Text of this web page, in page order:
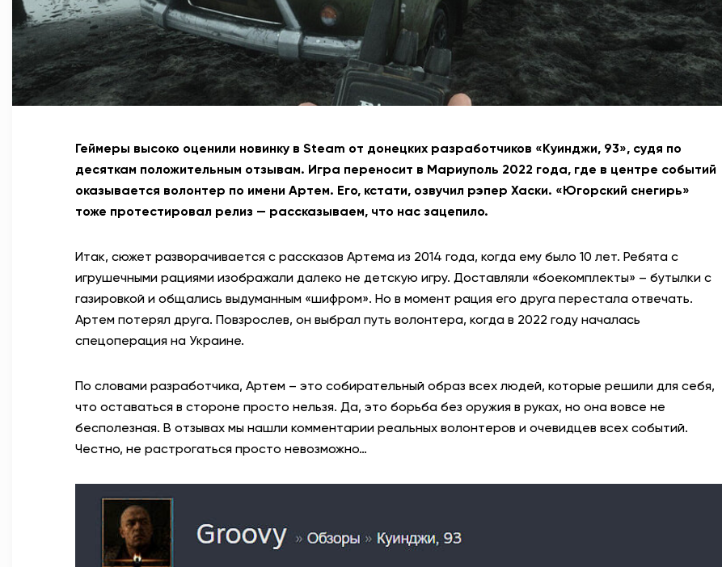
81,41 94,06
Вход / Регистрация
Геймеры высоко оценили новинку в Steam от донецких разработчиков «Куинджи, 93», судя по
десяткам положительным отзывам. Игра переносит в Мариуполь 2022 года, где в центре событий
оказывается волонтер по имени Артем. Его, кстати, озвучил рэпер Хаски. «Югорский снегирь»
тоже протестировал релиз — рассказываем, что нас зацепило.
Итак, сюжет разворачивается с рассказов Артема из 2014 года, когда ему было 10 лет. Ребята с
игрушечными рациями изображали далеко не детскую игру. Доставляли «боекомплекты» – бутылки с
газировкой и общались выдуманным «шифром». Но в момент рация его друга перестала отвечать.
Артем потерял друга. Повзрослев, он выбрал путь волонтера, когда в 2022 году началась
спецоперация на Украине.
По словами разработчика, Артем – это собирательный образ всех людей, которые решили для себя,
что оставаться в стороне просто нельзя. Да, это борьба без оружия в руках, но она вовсе не
бесполезная. В отзывах мы нашли комментарии реальных волонтеров и очевидцев всех событий.
Честно, не растрогаться просто невозможно…